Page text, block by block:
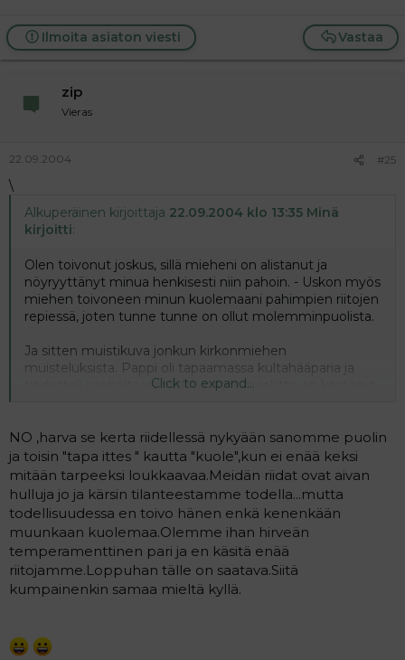
Vastaa
Ilmoita asiaton viesti
zip
Vieras
22.09.2004 #25
\
Alkuperäinen kirjoittaja 22.09.2004 klo 13:35 Minä
kirjoitti:
Olen toivonut joskus, sillä mieheni on alistanut ja
nöyryyttänyt minua henkisesti niin pahoin. - Uskon myös
miehen toivoneen minun kuolemaani pahimpien riitojen
repiessä, joten tunne tunne on ollut molemminpuolista.
Ja sitten muistikuva jonkun kirkonmiehen
muisteluksista. Pappi oli tapaamassa kultahääparia ja
tiedusteli vanhalta vaimolta, miten avioliitto on kestänyt
Click to expand...
NO ,harva se kerta riidellessä nykyään sanomme puolin
ja toisin "tapa ittes " kautta "kuole",kun ei enää keksi
mitään tarpeeksi loukkaavaa.Meidän riidat ovat aivan
hulluja jo ja kärsin tilanteestamme todella...mutta
todellisuudessa en toivo hänen enkä kenenkään
muunkaan kuolemaa.Olemme ihan hirveän
temperamenttinen pari ja en käsitä enää
riitojamme.Loppuhan tälle on saatava.Siitä
kumpainenkin samaa mieltä kyllä.